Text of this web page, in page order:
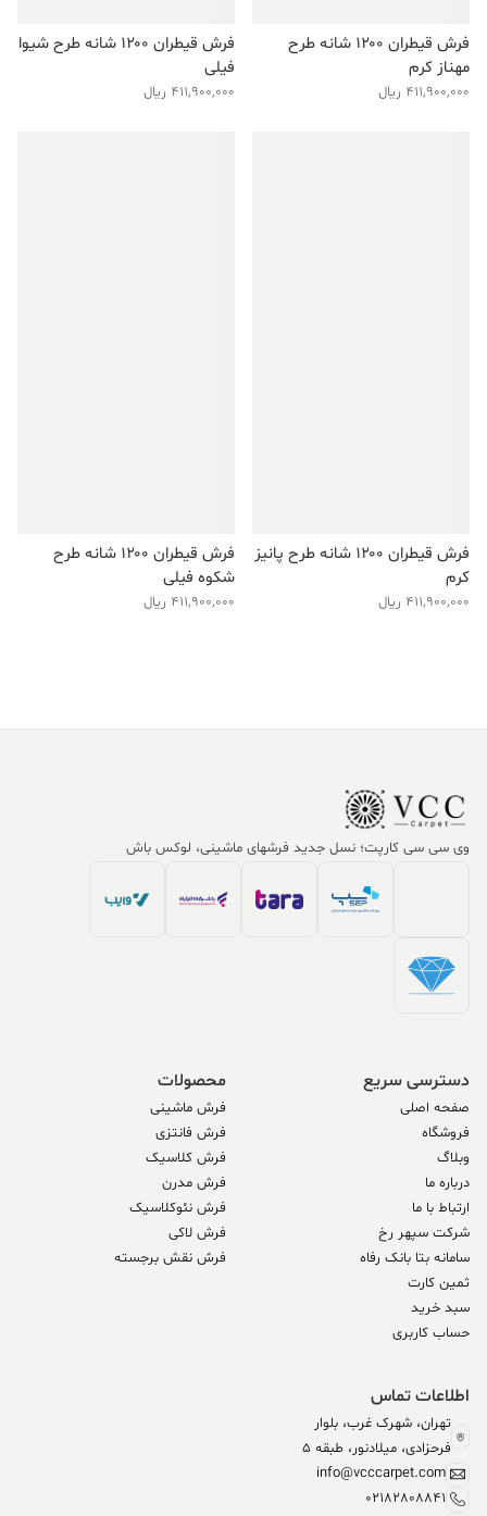
فرش قیطران ۱۲۰۰ شانه طرح
مهناز کرم
411,900,000 ریال
فرش قیطران ۱۲۰۰ شانه طرح شیوا
فیلی
411,900,000 ریال
فرش قیطران ۱۲۰۰ شانه طرح پانیز
کرم
411,900,000 ریال
فرش قیطران ۱۲۰۰ شانه طرح
شکوه فیلی
411,900,000 ریال
وی سی سی کارپت؛ نسل جدید فرشهای ماشینی، لوکس باش
دسترسی سریع
صفحه اصلی
فروشگاه
وبلاگ
درباره ما
ارتباط با ما
شرکت سپهر رخ
سامانه بتا بانک رفاه
ثمین کارت
سبد خرید
حساب کاربری
محصولات
فرش ماشینی
فرش فانتزی
فرش کلاسیک
فرش مدرن
فرش نئوکلاسیک
فرش لاکی
فرش نقش برجسته
اطلاعات تماس
تهران، شهرک غرب، بلوار
فرحزادی، میلادنور، طبقه 5
info@vcccarpet.com
02182808841